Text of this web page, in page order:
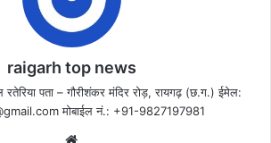
raigarh top news
पता – गौरीशंकर मंदिर रोड़, रायगढ़ (छ.ग.) ईमेल:
मोबाईल नं.: +91-9827197981